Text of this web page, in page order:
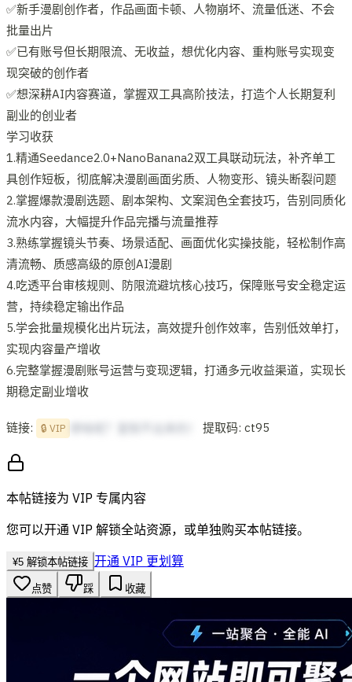
✅新手漫剧创作者，作品画面卡顿、人物崩坏、流量低迷、不会
批量出片
✅已有账号但长期限流、无收益，想优化内容、重构账号实现变
现突破的创作者
✅想深耕AI内容赛道，掌握双工具高阶技法，打造个人长期复利
副业的创业者
学习收获
1.精通Seedance2.0+NanoBanana2双工具联动玩法，补齐单工
具创作短板，彻底解决漫剧画面劣质、人物变形、镜头断裂问题
2.掌握爆款漫剧选题、剧本架构、文案润色全套技巧，告别同质化
流水内容，大幅提升作品完播与流量推荐
3.熟练掌握镜头节奏、场景适配、画面优化实操技能，轻松制作高
清流畅、质感高级的原创AI漫剧
4.吃透平台审核规则、防限流避坑核心技巧，保障账号安全稳定运
营，持续稳定输出作品
5.学会批量规模化出片玩法，高效提升创作效率，告别低效单打，
实现内容量产增收
6.完整掌握漫剧账号运营与变现逻辑，打通多元收益渠道，实现长
期稳定副业增收
链接: 🔒 VIP 提取码: ct95
本帖链接为 VIP 专属内容
您可以开通 VIP 解锁全站资源，或单独购买本帖链接。
¥5 解锁本帖链接 开通 VIP 更划算
点赞 踩 收藏